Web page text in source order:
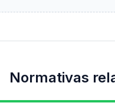
Normativas